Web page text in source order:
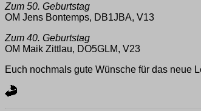
Zum 50. Geburtstag
OM Jens Bontemps, DB1JBA, V13
Zum 40. Geburtstag
OM Maik Zittlau, DO5GLM, V23
Euch nochmals gute Wünsche für das neue